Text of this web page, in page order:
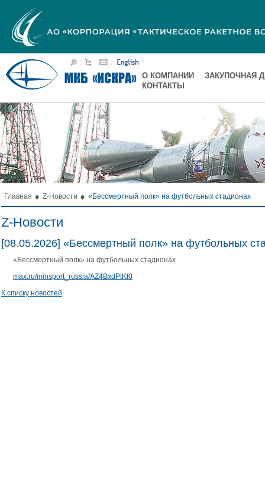
О КОМПАНИИ
ЗАКУПОЧНАЯ
КОНТАКТЫ
Главная Z-Новости «Бессмертный полк» на футбольных стадионах
Z-Новости
[08.05.2026] «Бессмертный полк» на футбольных
«Бессмертный полк» на футбольных стадионах
max.ru/minsport_russia/AZ4BxdPtKf0
К списку новостей